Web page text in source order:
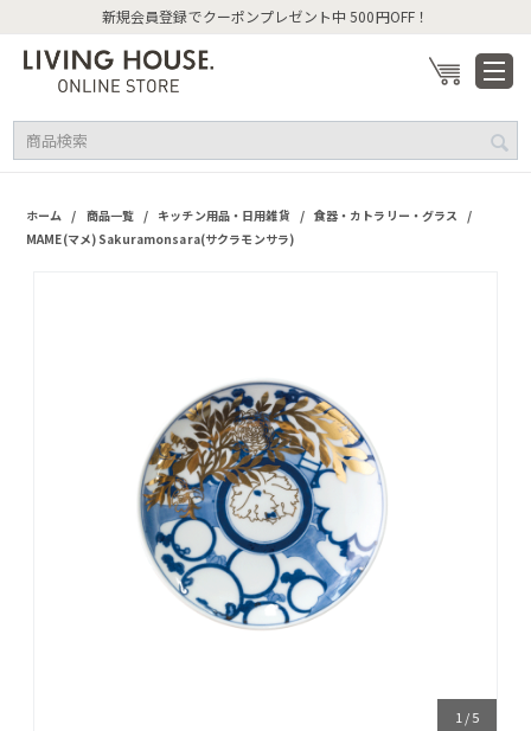
新規会員登録でクーポンプレゼント中 500円OFF！
ホーム / 商品一覧 / キッチン用品・日用雑貨 / 食器・カトラリー・グラス /
MAME(マメ) Sakuramonsara(サクラモンサラ)
1 /5